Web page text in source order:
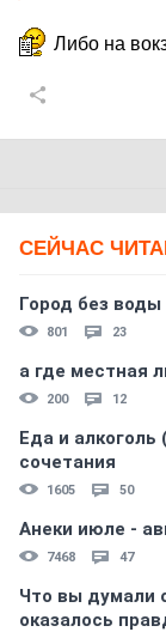
Либо на
СЕЙЧАС
Город без воды
801 23
а где местная
200 12
Еда и
сочетания
1605 50
Анеки июле -
7468 47
Что вы думали
оказалось